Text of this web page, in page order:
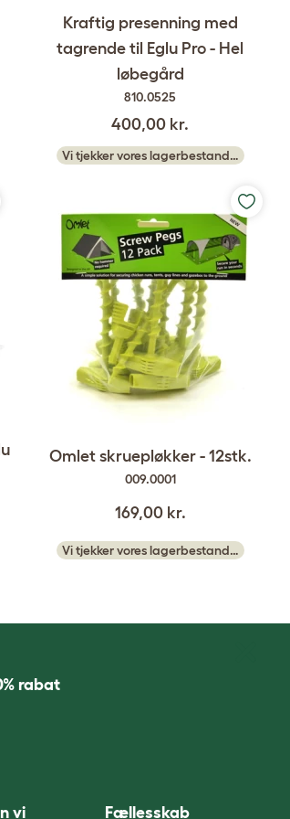
Kraftig presenning med
tagrende til Eglu Pro - Hel
løbegård
810.0525
400,00 kr.
Vi tjekker vores lagerbestand…
Omlet skruepløkker - 12stk.
009.0001
169,00 kr.
Vi tjekker vores lagerbestand…
rabat
vi Fællesskab